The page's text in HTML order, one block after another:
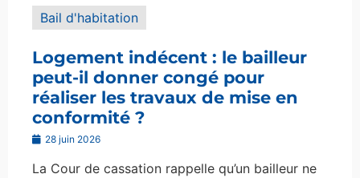
Bail d'habitation
Logement indécent : le bailleur
peut-il donner congé pour
réaliser les travaux de mise en
conformité ?
28 juin 2026
La Cour de cassation rappelle qu’un bailleur ne